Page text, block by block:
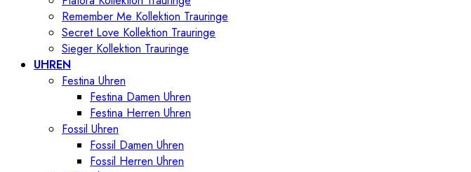
Remember Me Kollektion Trauringe
Secret Love Kollektion Trauringe
Sieger Kollektion Trauringe
UHREN
Festina Uhren
Festina Damen Uhren
Festina Herren Uhren
Fossil Uhren
Fossil Damen Uhren
Fossil Herren Uhren